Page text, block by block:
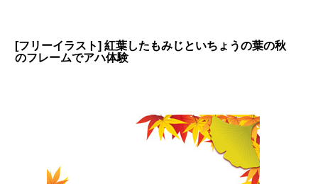
[フリーイラスト] 紅葉したもみじといちょうの葉の秋
のフレームでアハ体験